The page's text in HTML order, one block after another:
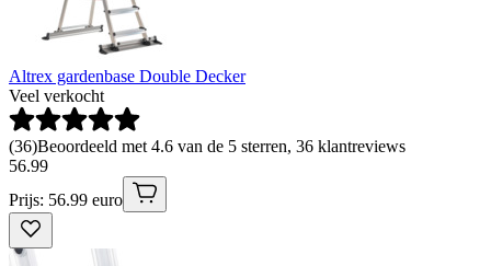
Altrex gardenbase Double Decker
Veel verkocht
(36)Beoordeeld met 4.6 van de 5 sterren, 36 klantreviews
56.99
Prijs: 56.99 euro